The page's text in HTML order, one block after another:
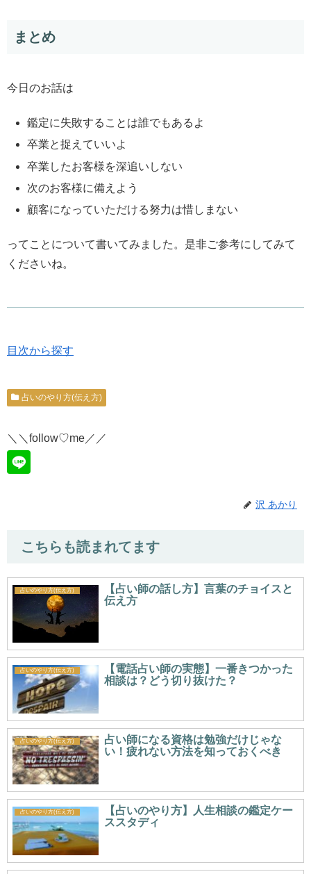
まとめ
今日のお話は
鑑定に失敗することは誰でもあるよ
卒業と捉えていいよ
卒業したお客様を深追いしない
次のお客様に備えよう
顧客になっていただける努力は惜しまない
ってことについて書いてみました。是非ご参考にしてみて
くださいね。
目次から探す
占いのやり方(伝え方)
＼＼follow♡me／／
沢 あかり
こちらも読まれてます
占いのやり方(伝え方)
【占い師の話し方】言葉のチョイスと
伝え方
占いのやり方(伝え方)
【電話占い師の実態】一番きつかった
相談は？どう切り抜けた？
占いのやり方(伝え方)
占い師になる資格は勉強だけじゃな
い！疲れない方法を知っておくべき
占いのやり方(伝え方)
【占いのやり方】人生相談の鑑定ケー
ススタディ